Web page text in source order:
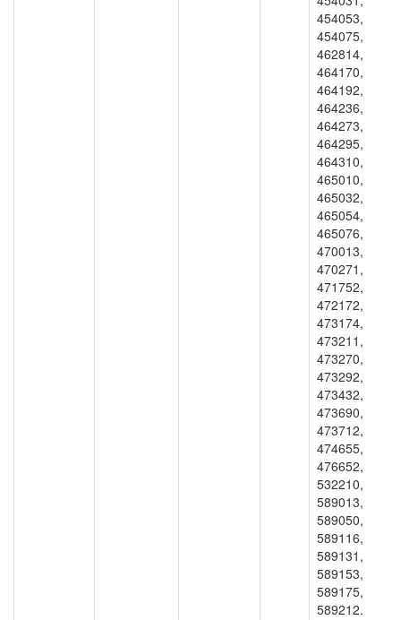
454053,
454075,
462814,
464170,
464192,
464236,
464273,
464295,
464310,
465010,
465032,
465054,
465076,
470013,
470271,
471752,
472172,
473174,
473211,
473270,
473292,
473432,
473690,
473712,
474655,
476652,
532210,
589013,
589050,
589116,
589131,
589153,
589175,
589212.